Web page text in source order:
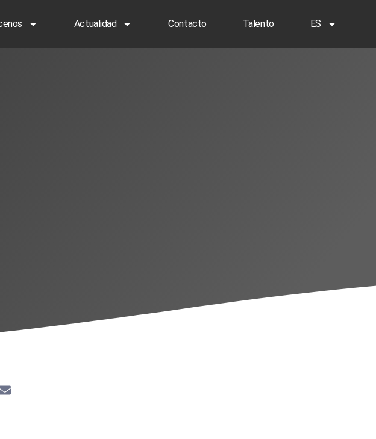
Actualidad Contacto Talento ES